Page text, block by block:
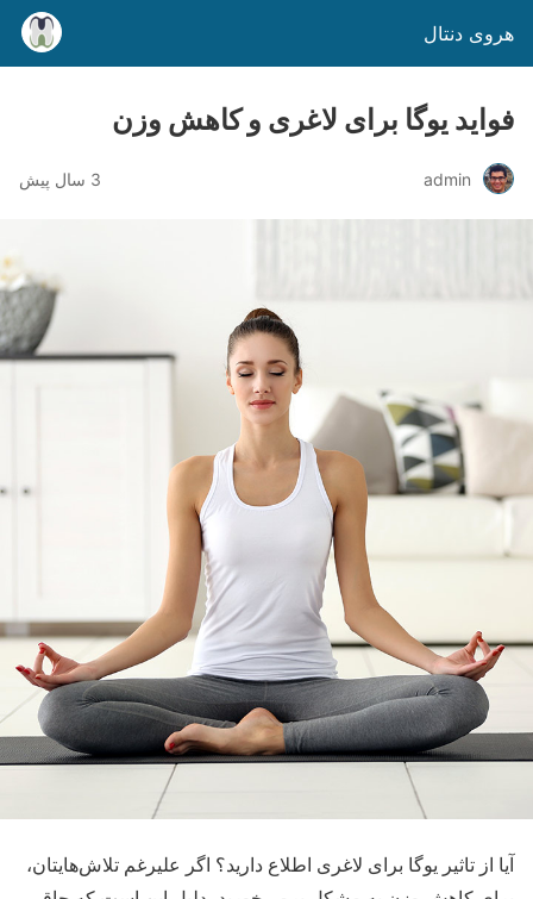
هروی دنتال
فواید یوگا برای لاغری و کاهش وزن
admin 3 سال پیش
آیا از تاثیر یوگا برای لاغری اطلاع دارید؟ اگر علیرغم تلاش‌هایتان،